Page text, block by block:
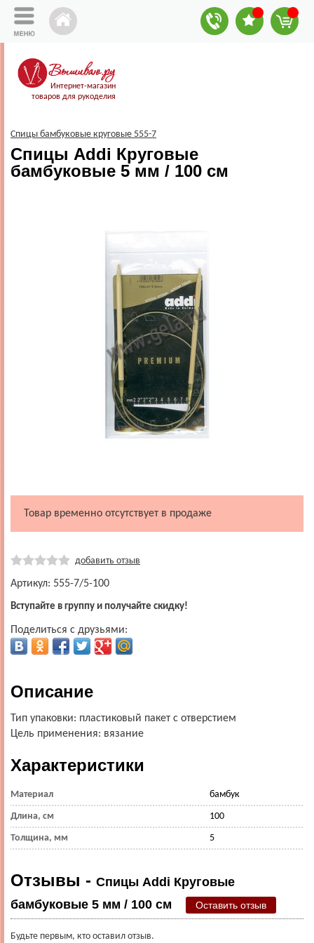
Интернет-магазин
товаров для рукоделия
Cпицы бамбуковые круговые 555-7
Спицы Addi Круговые
бамбуковые 5 мм / 100 см
Товар временно отсутствует в продаже
добавить отзыв
Артикул: 555-7/5-100
Вступайте в группу и получайте скидку!
Поделиться с друзьями:
Описание
Тип упаковки: пластиковый пакет с отверстием
Цель применения: вязание
Характеристики
Материал бамбук
Длина, см 100
Толщина, мм 5
Отзывы - Спицы Addi Круговые
бамбуковые 5 мм / 100 см
Оставить отзыв
Будьте первым, кто оставил отзыв.